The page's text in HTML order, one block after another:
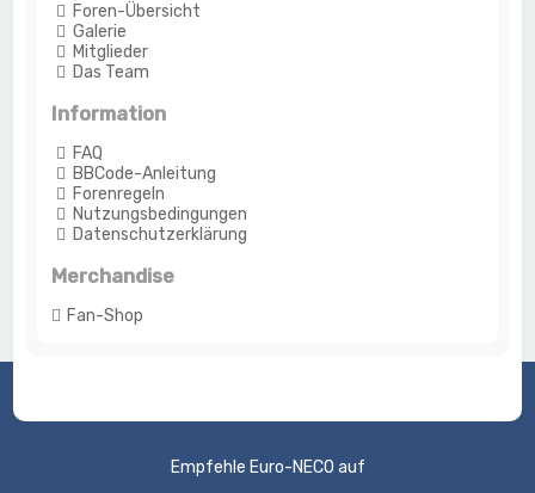
Foren-Übersicht
Galerie
Mitglieder
Das Team
Information
FAQ
BBCode-Anleitung
Forenregeln
Nutzungsbedingungen
Datenschutzerklärung
Merchandise
Fan-Shop
Empfehle Euro-NECO auf